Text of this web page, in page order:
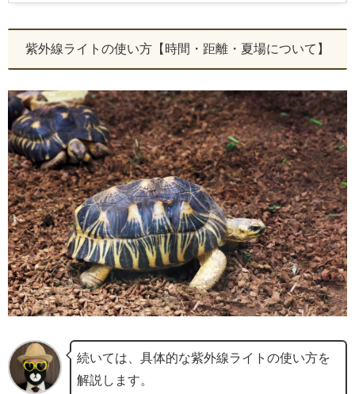
紫外線ライトの使い方【時間・距離・夏場について】
続いては、具体的な紫外線ライトの使い方を
解説します。